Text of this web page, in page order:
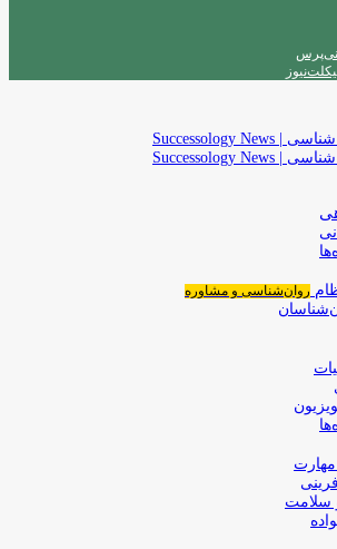
روان‌شناسی و مشاوره
سلامت